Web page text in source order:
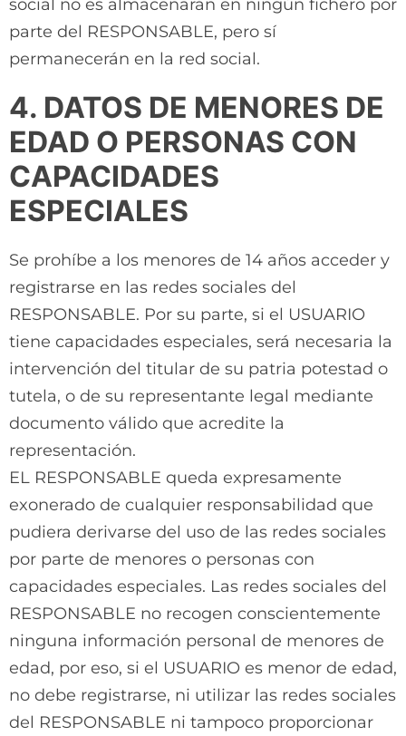
social no es almacenarán en ningún fichero por
parte del RESPONSABLE, pero sí
permanecerán en la red social.
4. DATOS DE MENORES DE
EDAD O PERSONAS CON
CAPACIDADES
ESPECIALES
Se prohíbe a los menores de 14 años acceder y
registrarse en las redes sociales del
RESPONSABLE. Por su parte, si el USUARIO
tiene capacidades especiales, será necesaria la
intervención del titular de su patria potestad o
tutela, o de su representante legal mediante
documento válido que acredite la
representación.
EL RESPONSABLE queda expresamente
exonerado de cualquier responsabilidad que
pudiera derivarse del uso de las redes sociales
por parte de menores o personas con
capacidades especiales. Las redes sociales del
RESPONSABLE no recogen conscientemente
ninguna información personal de menores de
edad, por eso, si el USUARIO es menor de edad,
no debe registrarse, ni utilizar las redes sociales
del RESPONSABLE ni tampoco proporcionar